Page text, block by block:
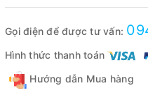
Gọi điện để được tư vấn:
Hình thức thanh toán
Hướng dẫn Mua hàng